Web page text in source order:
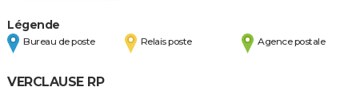
Légende
Bureau de poste Relais poste Agence postale
VERCLAUSE RP